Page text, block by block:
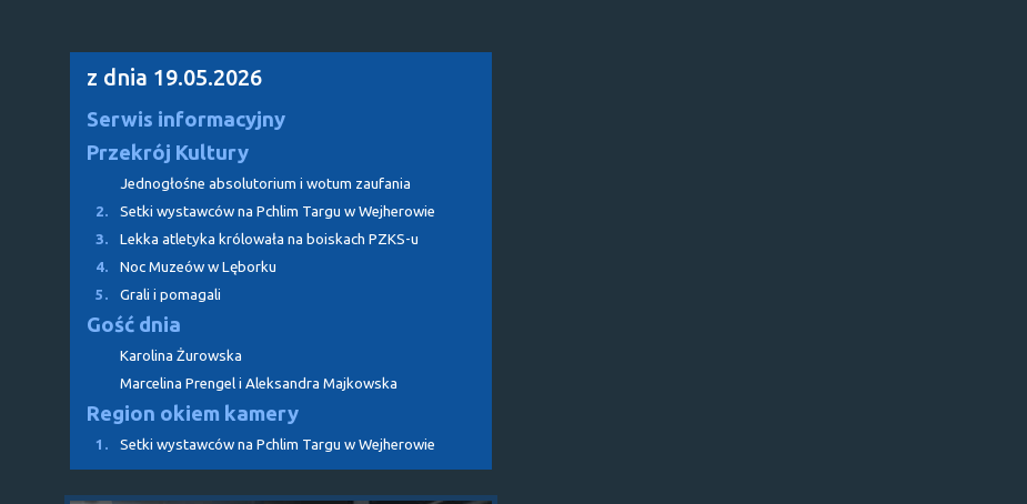
z dnia 19.05.2026
Serwis informacyjny
Przekrój Kultury
Jednogłośne absolutorium i wotum zaufania
2.
Setki wystawców na Pchlim Targu w Wejherowie
3.
Lekka atletyka królowała na boiskach PZKS-u
4.
Noc Muzeów w Lęborku
5.
Grali i pomagali
Gość dnia
Karolina Żurowska
Marcelina Prengel i Aleksandra Majkowska
Region okiem kamery
1. Setki wystawców na Pchlim Targu w Wejherowie